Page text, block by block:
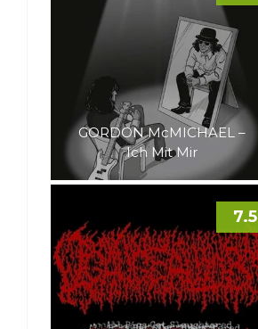
GORDON McMICHAEL –
Ich Mit Mir
7.5